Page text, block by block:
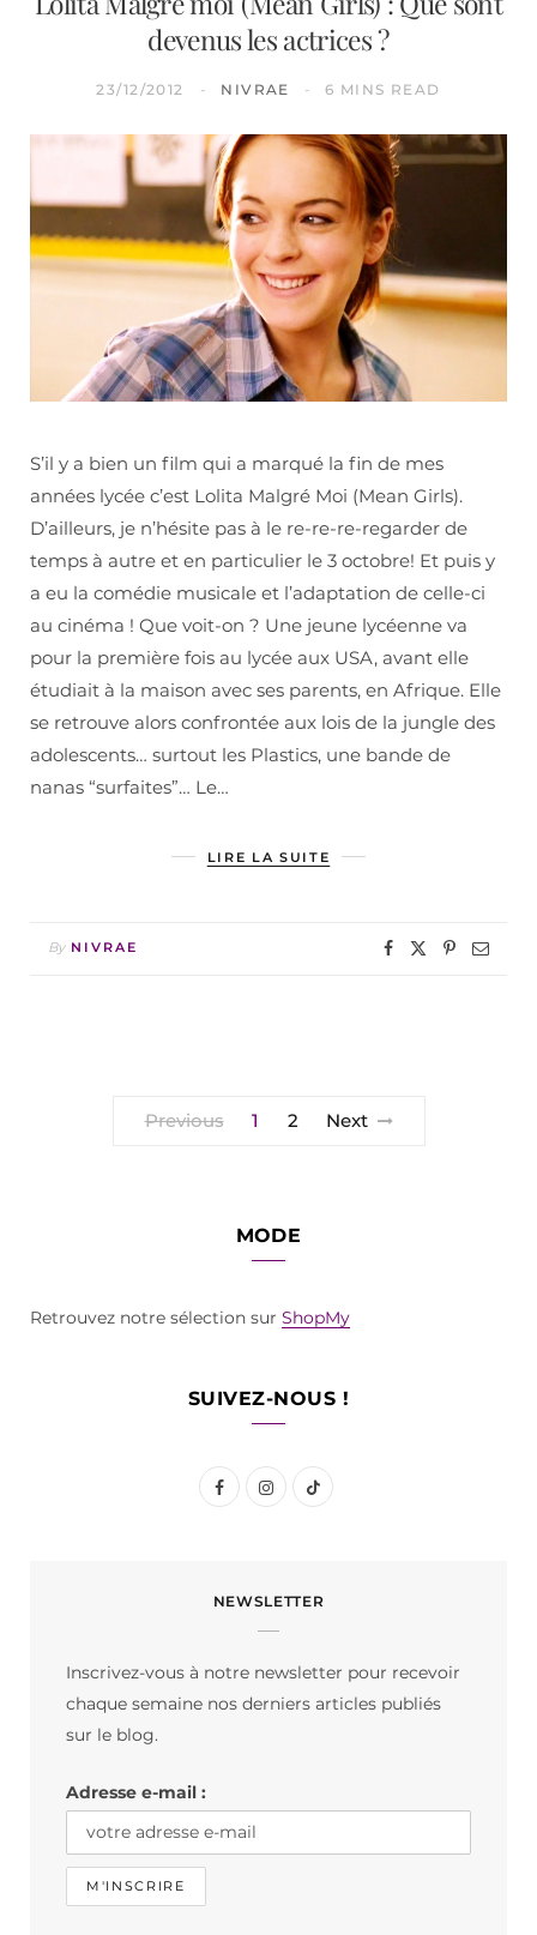
devenus les actrices ?
23/12/2012 NIVRAE 6 MINS READ
S’il y a bien un film qui a marqué la fin de mes
années lycée c’est Lolita Malgré Moi (Mean Girls).
D’ailleurs, je n’hésite pas à le re-re-re-regarder de
temps à autre et en particulier le 3 octobre! Et puis y
a eu la comédie musicale et l’adaptation de celle-ci
au cinéma ! Que voit-on ? Une jeune lycéenne va
pour la première fois au lycée aux USA, avant elle
étudiait à la maison avec ses parents, en Afrique. Elle
se retrouve alors confrontée aux lois de la jungle des
adolescents… surtout les Plastics, une bande de
nanas “surfaites”… Le…
LIRE LA SUITE
By NIVRAE
Previous 1 2 Next
MODE
Retrouvez notre sélection sur ShopMy
SUIVEZ-NOUS !
F
e
I
t
m
T
T
NEWSLETTER
Inscrivez-vous à notre newsletter pour recevoir
chaque semaine nos derniers articles publiés
sur le blog.
Adresse e-mail :